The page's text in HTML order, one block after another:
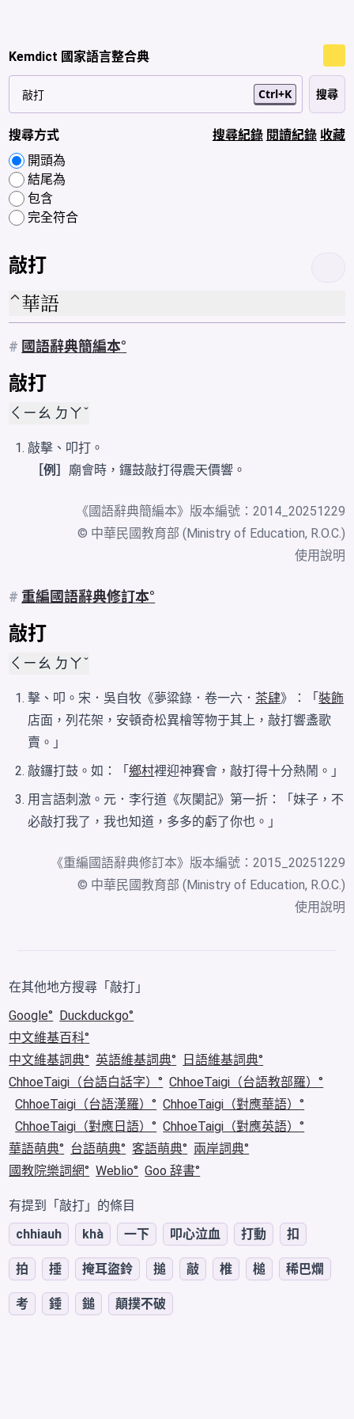
Kemdict 國家語言整合典
Ctrl+K
搜尋方式
開頭為
結尾為
包含
完全符合
搜尋紀錄 閱讀紀錄 收藏
敲打
華語
# 國語辭典簡編本
敲打
ㄑㄧㄠ ㄉㄚˇ
敲擊、叩打。
［例］ 廟會時，鑼鼓敲打得震天價響。
《國語辭典簡編本》版本編號：2014_20251229
© 中華民國教育部 (Ministry of Education, R.O.C.)
使用說明
# 重編國語辭典修訂本
敲打
ㄑㄧㄠ ㄉㄚˇ
擊、叩。宋．吳自牧《夢粱錄．卷一六．茶肆》：「裝飾
店面，列花架，安頓奇松異檜等物于其上，敲打響盞歌
賣。」
敲鑼打鼓。如：「鄉村裡迎神賽會，敲打得十分熱鬧。」
用言語刺激。元．李行道《灰闌記》第一折：「妹子，不
必敲打我了，我也知道，多多的虧了你也。」
《重編國語辭典修訂本》版本編號：2015_20251229
© 中華民國教育部 (Ministry of Education, R.O.C.)
使用說明
在其他地方搜尋「敲打」
Google
Duckduckgo
中文維基百科
中文維基詞典
英語維基詞典
日語維基詞典
ChhoeTaigi（台語白話字）
ChhoeTaigi（台語教部羅）
ChhoeTaigi（台語漢羅）
ChhoeTaigi（對應華語）
ChhoeTaigi（對應日語）
ChhoeTaigi（對應英語）
華語萌典
台語萌典 客語萌典
兩岸詞典
國教院樂詞網
Weblio Goo 辞書
有提到「敲打」的條目
chhiauh
khà 一下 叩心泣血 打動 扣
拍 捶 掩耳盜鈴 搥 敲 椎 槌 稀巴爛
考 錘 鎚 顛撲不破